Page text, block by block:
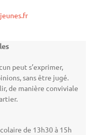
peut s’exprimer,
sans être jugé.
de manière conviviale
de 13h30 à 15h